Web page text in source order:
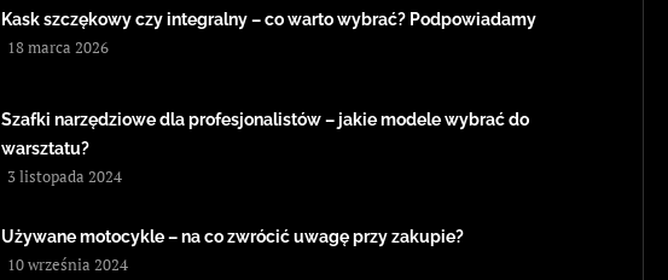
Kask szczękowy czy integralny – co warto wybrać? Podpowiadamy
18 marca 2026
Szafki narzędziowe dla profesjonalistów – jakie modele wybrać do
warsztatu?
3 listopada 2024
Używane motocykle – na co zwrócić uwagę przy zakupie?
10 września 2024